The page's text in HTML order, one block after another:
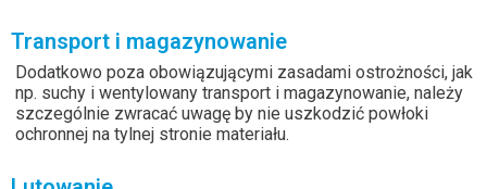
Transport i magazynowanie
Dodatkowo poza obowiązującymi zasadami ostrożności, jak
np. suchy i wentylowany transport i magazynowanie, należy
szczególnie zwracać uwagę by nie uszkodzić powłoki
ochronnej na tylnej stronie materiału.